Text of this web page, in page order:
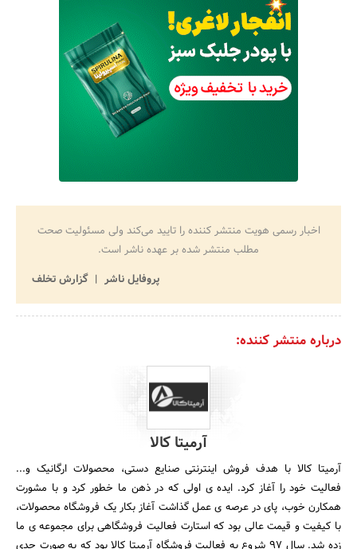
اخبار رسمی هویت منتشر کننده را تایید می‌کند ولی مسئولیت صحت
مطلب منتشر شده بر عهده ناشر است.
پروفایل ناشر
گزارش تخلف
درباره منتشر کننده:
آرمیتا کالا
آرمیتا کالا با هدف فروش اینترنتی صنایع دستی، محصولات ارگانیک و...
فعالیت خود را آغاز کرد. ایده ی اولی که در ذهن ما خطور کرد و با مشورت
همکارن خوب، پای در عرصه ی عمل گذاشت آغاز بکار یک فروشگاه محصولات،
با کیفیت و قیمت عالی بود که استارت فعالیت فروشگاهی برای مجموعه ی ما